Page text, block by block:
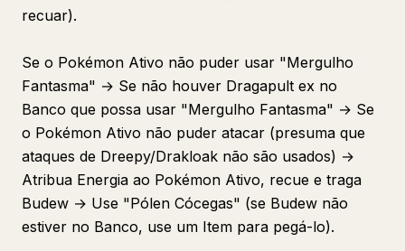
recuar).
Se o Pokémon Ativo não puder usar "Mergulho
Fantasma" → Se não houver Dragapult ex no
Banco que possa usar "Mergulho Fantasma" → Se
o Pokémon Ativo não puder atacar (presuma que
ataques de Dreepy/Drakloak não são usados) →
Atribua Energia ao Pokémon Ativo, recue e traga
Budew → Use "Pólen Cócegas" (se Budew não
estiver no Banco, use um Item para pegá-lo).